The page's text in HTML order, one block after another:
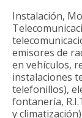
Instalación,
emisores de
en vehículos,
instalaciones
telefonillos),
fontanería,
y